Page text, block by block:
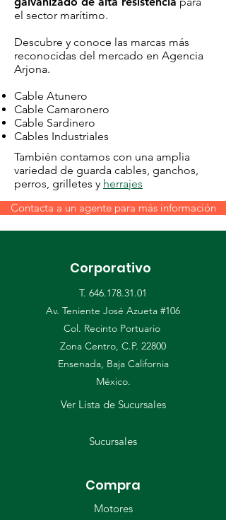
el sector marítimo.
Descubre y conoce las marcas más
reconocidas del mercado en Agencia
Arjona.
Cable Atunero
Cable Camaronero
Cable Sardinero
Cables Industriales
También contamos con una amplia
variedad de guarda cables, ganchos,
perros, grilletes y herrajes
Contacta a un agente para más información
Corporativo
T. 646.178.31.01
Av. Teniente José Azueta #106
Col. Recinto Portuario
Zona Centro, C.P. 22800
Ensenada, Baja California
​México.
Ver Lista de Sucursales
Sucursales
Compra
Motores